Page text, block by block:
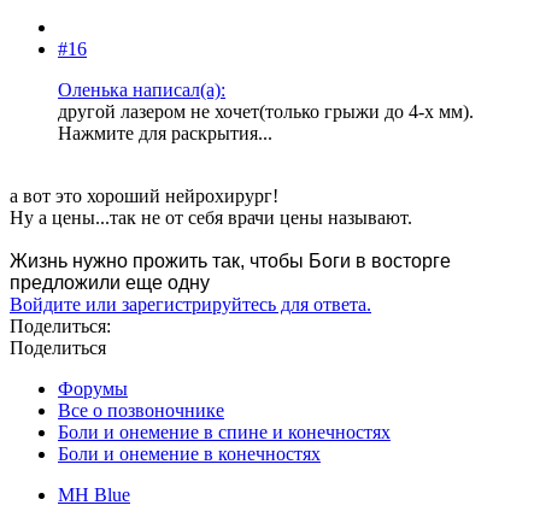
#16
Оленька написал(а):
другой лазером не хочет(только грыжи до 4-х мм).
Нажмите для раскрытия...
а вот это хороший нейрохирург!
Ну а цены...так не от себя врачи цены называют.
Жизнь нужно прожить так, чтобы Боги в восторге
предложили еще одну
Войдите или зарегистрируйтесь для ответа.
Поделиться:
Поделиться
Форумы
Все о позвоночнике
Боли и онемение в спине и конечностях
Боли и онемение в конечностях
MH Blue